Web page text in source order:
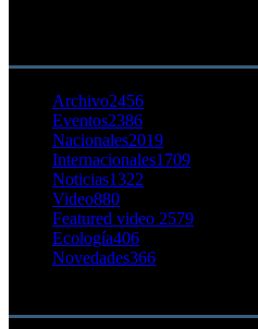
Archivo2456
Eventos2386
Nacionales2019
Internacionales1709
Noticias1322
Video880
Featured video 2579
Ecología406
Novedades366